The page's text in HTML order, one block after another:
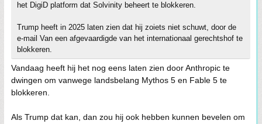
het DigiD platform dat Solvinity beheert te blokkeren.
Trump heeft in 2025 laten zien dat hij zoiets niet schuwt, door de
e-mail Van een afgevaardigde van het internationaal gerechtshof te
blokkeren.
Vandaag heeft hij het nog eens laten zien door Anthropic te
dwingen om vanwege landsbelang Mythos 5 en Fable 5 te
blokkeren.
Als Trump dat kan, dan zou hij ook hebben kunnen bevelen om